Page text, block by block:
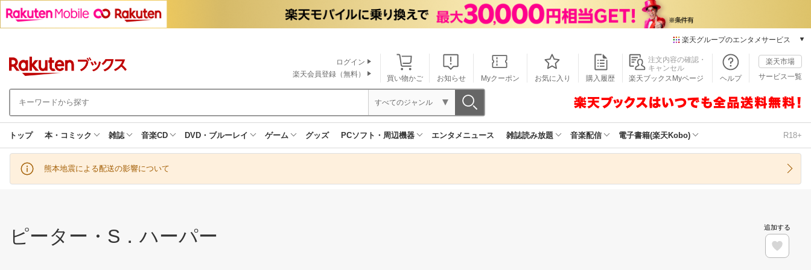
楽天グループのエンタメサービス
本/ゲーム/CD/DVD
楽天ブックス
楽天Kobo
楽天ミュージック
楽天TV
買い物かご お知らせ Myクーポン お気に入り 購入履歴
注文内容の確認・
キャンセル
楽天ブックスMyページ
ヘルプ
楽天市場
サービス一覧
ログイン
楽天会員登録（無料）
すべてのジャンル
トップ 本・コミック 雑誌 音楽CD DVD・ブルーレイ ゲーム グッズ PCソフト・周辺機器 エンタメニュース 雑誌読み放題 音楽配信 電子書籍(楽天Kobo) R18+
熊本地震による配送の影響について
ピーター・S．ハーパー 追加する